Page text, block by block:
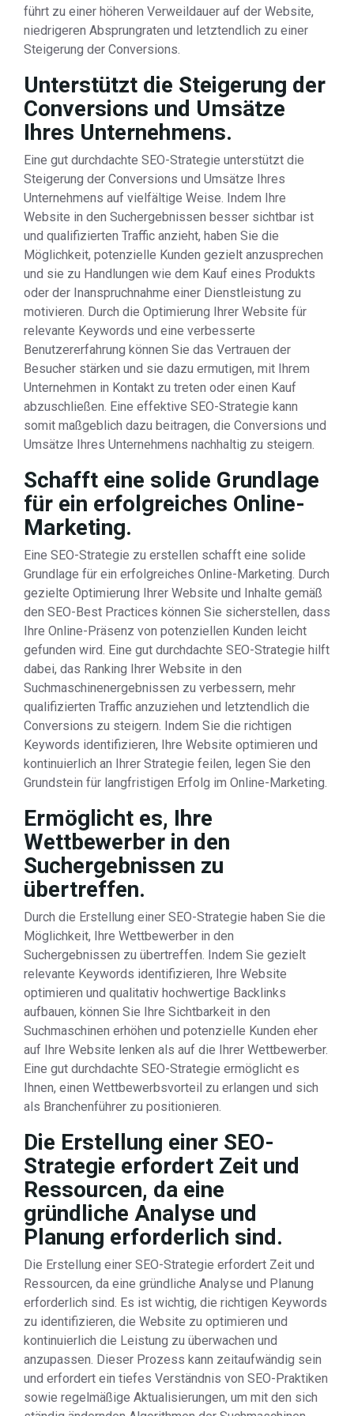
führt zu einer höheren Verweildauer auf der Website,
niedrigeren Absprungraten und letztendlich zu einer
Steigerung der Conversions.
Unterstützt die Steigerung der
Conversions und Umsätze
Ihres Unternehmens.
Eine gut durchdachte SEO-Strategie unterstützt die
Steigerung der Conversions und Umsätze Ihres
Unternehmens auf vielfältige Weise. Indem Ihre
Website in den Suchergebnissen besser sichtbar ist
und qualifizierten Traffic anzieht, haben Sie die
Möglichkeit, potenzielle Kunden gezielt anzusprechen
und sie zu Handlungen wie dem Kauf eines Produkts
oder der Inanspruchnahme einer Dienstleistung zu
motivieren. Durch die Optimierung Ihrer Website für
relevante Keywords und eine verbesserte
Benutzererfahrung können Sie das Vertrauen der
Besucher stärken und sie dazu ermutigen, mit Ihrem
Unternehmen in Kontakt zu treten oder einen Kauf
abzuschließen. Eine effektive SEO-Strategie kann
somit maßgeblich dazu beitragen, die Conversions und
Umsätze Ihres Unternehmens nachhaltig zu steigern.
Schafft eine solide Grundlage
für ein erfolgreiches Online-
Marketing.
Eine SEO-Strategie zu erstellen schafft eine solide
Grundlage für ein erfolgreiches Online-Marketing. Durch
gezielte Optimierung Ihrer Website und Inhalte gemäß
den SEO-Best Practices können Sie sicherstellen, dass
Ihre Online-Präsenz von potenziellen Kunden leicht
gefunden wird. Eine gut durchdachte SEO-Strategie hilft
dabei, das Ranking Ihrer Website in den
Suchmaschinenergebnissen zu verbessern, mehr
qualifizierten Traffic anzuziehen und letztendlich die
Conversions zu steigern. Indem Sie die richtigen
Keywords identifizieren, Ihre Website optimieren und
kontinuierlich an Ihrer Strategie feilen, legen Sie den
Grundstein für langfristigen Erfolg im Online-Marketing.
Ermöglicht es, Ihre
Wettbewerber in den
Suchergebnissen zu
übertreffen.
Durch die Erstellung einer SEO-Strategie haben Sie die
Möglichkeit, Ihre Wettbewerber in den
Suchergebnissen zu übertreffen. Indem Sie gezielt
relevante Keywords identifizieren, Ihre Website
optimieren und qualitativ hochwertige Backlinks
aufbauen, können Sie Ihre Sichtbarkeit in den
Suchmaschinen erhöhen und potenzielle Kunden eher
auf Ihre Website lenken als auf die Ihrer Wettbewerber.
Eine gut durchdachte SEO-Strategie ermöglicht es
Ihnen, einen Wettbewerbsvorteil zu erlangen und sich
als Branchenführer zu positionieren.
Die Erstellung einer SEO-
Strategie erfordert Zeit und
Ressourcen, da eine
gründliche Analyse und
Planung erforderlich sind.
Die Erstellung einer SEO-Strategie erfordert Zeit und
Ressourcen, da eine gründliche Analyse und Planung
erforderlich sind. Es ist wichtig, die richtigen Keywords
zu identifizieren, die Website zu optimieren und
kontinuierlich die Leistung zu überwachen und
anzupassen. Dieser Prozess kann zeitaufwändig sein
und erfordert ein tiefes Verständnis von SEO-Praktiken
sowie regelmäßige Aktualisierungen, um mit den sich